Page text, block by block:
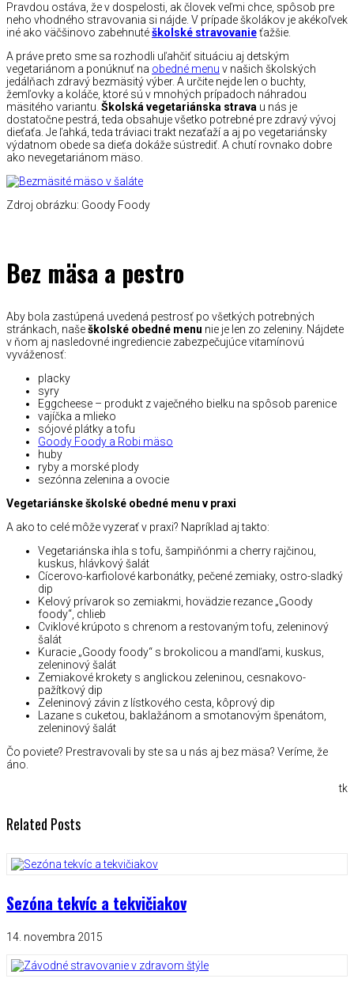
Pravdou ostáva, že v dospelosti, ak človek veľmi chce, spôsob pre
neho vhodného stravovania si nájde. V prípade školákov je akékoľvek
iné ako väčšinovo zabehnutéškolské stravovanieťažšie.
A práve preto sme sa rozhodli uľahčiť situáciu aj detským
vegetariánom a ponúknuť na obedné menu v našich školských
jedálňach zdravý bezmäsitý výber. A určite nejde len o buchty,
žemľovky a koláče, ktoré sú v mnohých prípadoch náhradou
mäsitého variantu. Školská vegetariánska strava u nás je
dostatočne pestrá, teda obsahuje všetko potrebné pre zdravý vývoj
dieťaťa. Je ľahká, teda tráviaci trakt nezaťaží a aj po vegetariánsky
výdatnom obede sa dieťa dokáže sústrediť. A chutí rovnako dobre
ako nevegetariánom mäso.
Zdroj obrázku: Goody Foody
Bez mäsa a pestro
Aby bola zastúpená uvedená pestrosť po všetkých potrebných
stránkach, našeškolské obedné menu nie je len zo zeleniny. Nájdete
v ňom aj nasledovné ingrediencie zabezpečujúce vitamínovú
vyváženosť:
placky
syry
Eggcheese – produkt z vaječného bielku na spôsob parenice
vajíčka a mlieko
sójové plátky a tofu
Goody Foody a Robi mäso
huby
ryby a morské plody
sezónna zelenina a ovocie
Vegetariánske školské obedné menu v praxi
A ako to celé môže vyzerať v praxi? Napríklad aj takto:
Vegetariánska ihla s tofu, šampiňónmi a cherry rajčinou,
kuskus, hlávkový šalát
Cícerovo-karfiolové karbonátky, pečené zemiaky, ostro-sladký
dip
Kelový prívarok so zemiakmi, hovädzie rezance „Goody
foody“, chlieb
Cviklové krúpoto s chrenom a restovaným tofu, zeleninový
šalát
Kuracie „Goody foody“ s brokolicou a mandľami, kuskus,
zeleninový šalát
Zemiakové krokety s anglickou zeleninou, cesnakovo-
pažítkový dip
Zeleninový závin z lístkového cesta, kôprový dip
Lazane s cuketou, baklažánom a smotanovým špenátom,
zeleninový šalát
Čo poviete? Prestravovali by ste sa u nás aj bez mäsa? Veríme, že
áno.
tk
Related Posts
Sezóna tekvíc a tekvičiakov
14. novembra 2015